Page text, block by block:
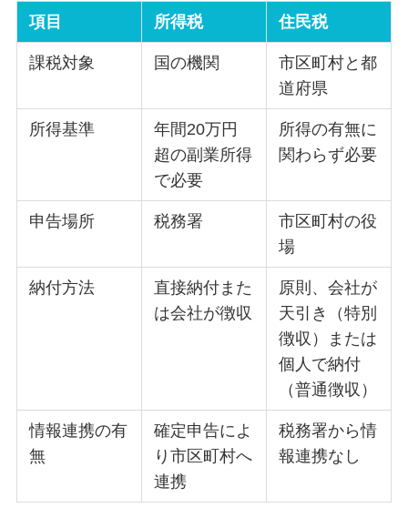
項目 所得税 住民税
課税対象 国の機関
市区町村と都
道府県
所得基準
年間20万円
超の副業所得
で必要
所得の有無に
関わらず必要
申告場所 税務署
市区町村の役
場
納付方法
直接納付また
は会社が徴収
原則、会社が
天引き（特別
徴収）または
個人で納付
（普通徴収）
情報連携の有
無
確定申告によ
り市区町村へ
連携
税務署から情
報連携なし